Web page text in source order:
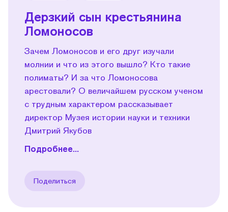
Дерзкий сын крестьянина
Ломоносов
Зачем Ломоносов и его друг изучали
молнии и что из этого вышло? Кто такие
полиматы? И за что Ломоносова
арестовали? О величайшем русском ученом
с трудным характером рассказывает
директор Музея истории науки и техники
Дмитрий Якубов
Подробнее...
Поделиться